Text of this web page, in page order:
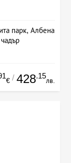
парк, Албена
€ / 428.15
лв.